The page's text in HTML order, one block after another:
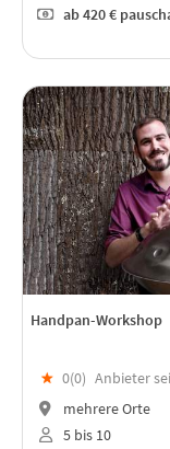
ab420 €
Handpan-Workshop
★ 0(0) Anbieter
mehrere Orte
5 bis 10